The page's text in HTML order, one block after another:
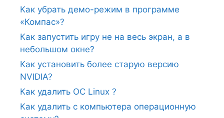
Как убрать демо-режим в программе
«Компас»?
Как запустить игру не на весь экран, а в
небольшом окне?
Как установить более старую версию
NVIDIA?
Как удалить ОС Linux ?
Как удалить с компьютера операционную